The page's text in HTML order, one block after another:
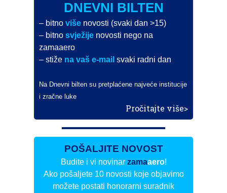
DNEVNI BILTEN
– bitnoviše novosti (svaki dan >15)
– bitnosvježije novosti nego na
zamaaero
– stiže na vaš e-mail svaki radni dan
Na Dnevni bilten su pretplaćene najveće institucije
i zračne luke
Pročitajte više>
POŠALJITE NOVOST
Budite i vi novinar zamaaero!
Ako pošaljete 10 novosti koje objavimo
možete postati honorarni suradnik